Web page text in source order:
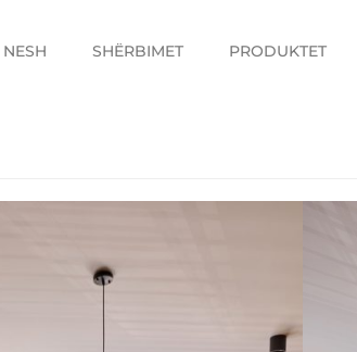
SHËRBIMET PRODUKTET